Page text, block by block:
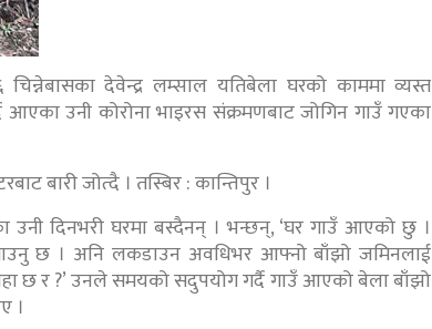
चिन्नेबासका देवेन्द्र लम्साल यतिबेला घरको काममा व्यस्त
आएका उनी कोरोना भाइरस संक्रमणबाट जोगिन गाउँ गएका
बारी जोत्दै । तस्बिर : कान्तिपुर ।
दिनभरी घरमा बस्दैनन् । भन्छन्, ‘घर गाउँ आएको छु ।
छ । अनि लकडाउन अवधिभर आफ्नो बाँझो जमिनलाई
छ र ?’ उनले समयको सदुपयोग गर्दै गाउँ आएको बेला बाँझो
।